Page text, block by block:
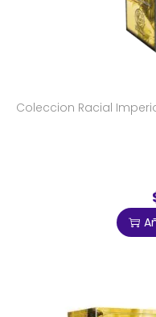
Coleccion Racial